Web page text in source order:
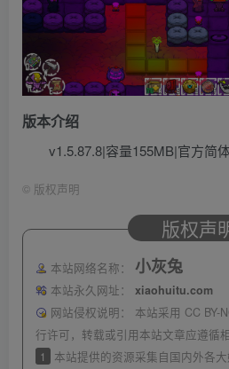
版本介绍
v1.5.87.8|容量155MB|官方简
© 版权声明
版权声
本站网络名称： 小灰兔
本站永久网址：
xiaohuitu.com
网站侵权说明：
本站采用 CC BY-
行许可，转载或引用本站文章应遵循相
1
本站提供的资源采集自国内外各